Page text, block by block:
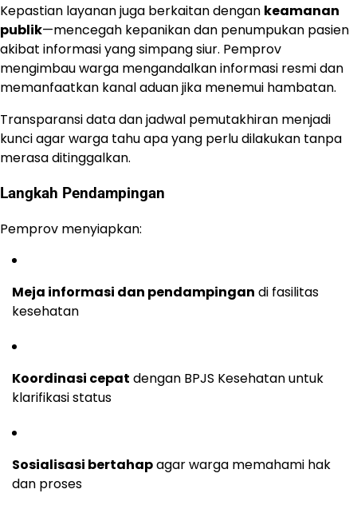
Kepastian layanan juga berkaitan dengan keamanan
publik—mencegah kepanikan dan penumpukan pasien
akibat informasi yang simpang siur. Pemprov
mengimbau warga mengandalkan informasi resmi dan
memanfaatkan kanal aduan jika menemui hambatan.
Transparansi data dan jadwal pemutakhiran menjadi
kunci agar warga tahu apa yang perlu dilakukan tanpa
merasa ditinggalkan.
Langkah Pendampingan
Pemprov menyiapkan:
Meja informasi dan pendampingan di fasilitas
kesehatan
Koordinasi cepat dengan BPJS Kesehatan untuk
klarifikasi status
Sosialisasi bertahapagar warga memahami hak
dan proses